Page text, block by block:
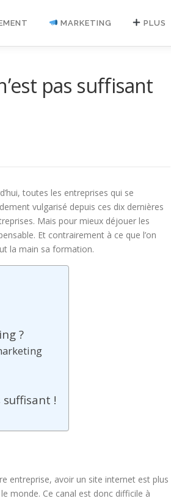
MARKETING PLUS
pas suffisant
toutes les entreprises qui se
vulgarisé depuis ces dix dernières
Mais pour mieux déjouer les
Et contrairement à ce que l’on
la main sa formation.
?
suffisant !
entreprise, avoir un site internet est plus
le monde. Ce canal est donc difficile à